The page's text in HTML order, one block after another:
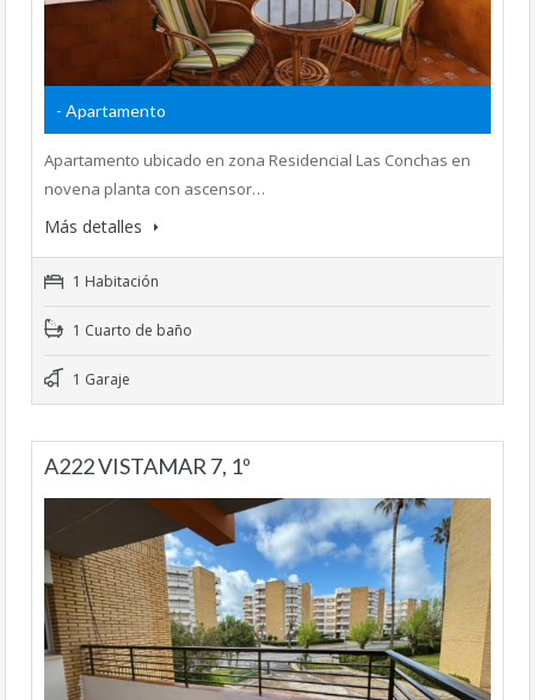
- Apartamento
Apartamento ubicado en zona Residencial Las Conchas en
novena planta con ascensor…
Más detalles
1 Habitación
1 Cuarto de baño
1 Garaje
A222 VISTAMAR 7, 1º